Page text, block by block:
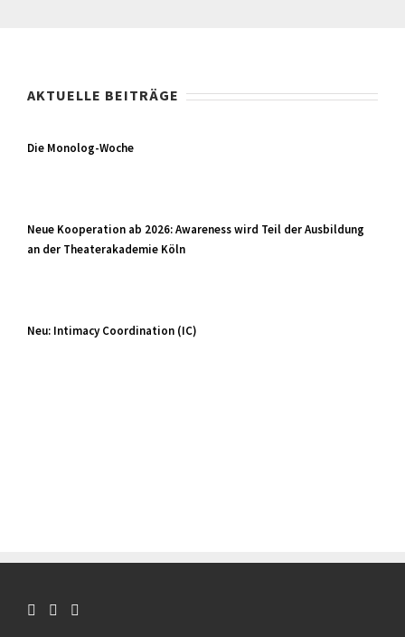
AKTUELLE BEITRÄGE
Die Monolog-Woche
Neue Kooperation ab 2026: Awareness wird Teil der Ausbildung
an der Theaterakademie Köln
Neu: Intimacy Coordination (IC)